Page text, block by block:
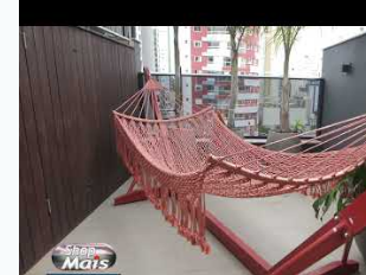
Rua 3100, 88330-304, Centro, Balneário
Catarina, Brasil